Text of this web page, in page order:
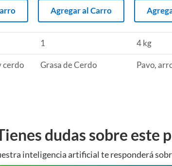
shampoo y limpieza dental para perros, para
Agregar al Carro
1 4 kg
cerdo Grasa de Cerdo Pavo,
dudas sobre este
inteligencia artificial te responderá